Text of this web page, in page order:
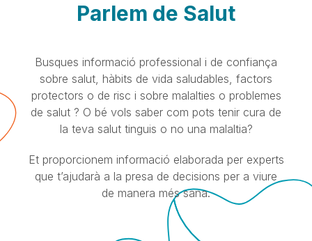
Parlem de Salut
Busques informació professional i de confiança
sobre salut, hàbits de vida saludables, factors
protectors o de risc i sobre malalties o problemes
de salut ? O bé vols saber com pots tenir cura de
la teva salut tinguis o no una malaltia?
Et proporcionem informació elaborada per experts
que t’ajudarà a la presa de decisions per a viure
de manera més sana.